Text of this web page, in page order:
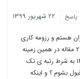
22 شهریور 1399 پاسخ
هستم و رزومه کاری
جداگونه در زمینه امنیت ندارم ولی پایان نامه ام و 2 مقاله در همین زمینه
است . میخواستم بدونم برای شرکت در دکتری 1400 به شرط رتبه ی تک
بشوم ؟ و اینکه